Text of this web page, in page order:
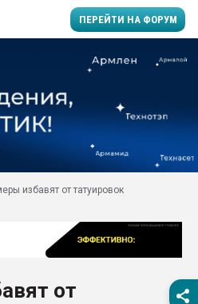
ПЕРЕЙТИ НА ФОРУМ
заводу пластмасс"
Помощь в подборе
Вакуум-формовочные
ближайшее
первый план в
избавят от татуировок
от